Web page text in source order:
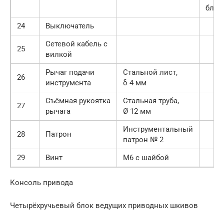
24
Выключатель
25
Сетевой кабель с
вилкой
26
Рычаг подачи
инструмента
Стальной лист,
δ 4 мм
27
Съёмная рукоятка
рычага
Стальная труба,
Ø 12 мм
28 Патрон
Инструментальный
патрон № 2
29
Винт М6 с шайбой
Консоль привода
Четырёхручьевый блок ведущих приводных шкивов